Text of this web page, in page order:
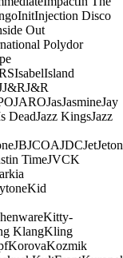
InitInjection Disco
Out
Polydor
IsabelIsland
J&RJ&R
JAROJasJasmineJay
DeadJazz KingsJazz
JBJCOAJDCJetJeton
TimeJVCK
Kid
Kitty-
KlangKling
KorovaKozmik